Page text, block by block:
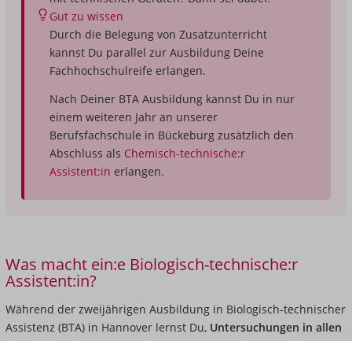
Gut zu wissen
Durch die Belegung von Zusatzunterricht
kannst Du parallel zur Ausbildung Deine
Fachhochschulreife erlangen.
Nach Deiner BTA Ausbildung kannst Du in nur
einem weiteren Jahr an unserer
Berufsfachschule in Bückeburg zusätzlich den
Abschluss als Chemisch-technische:r
Assistent:in erlangen.
Was macht ein:e Biologisch-technische:r
Assistent:in?
Während der zweijährigen Ausbildung in Biologisch-technischer
Assistenz (BTA) in Hannover lernst Du, Untersuchungen in allen